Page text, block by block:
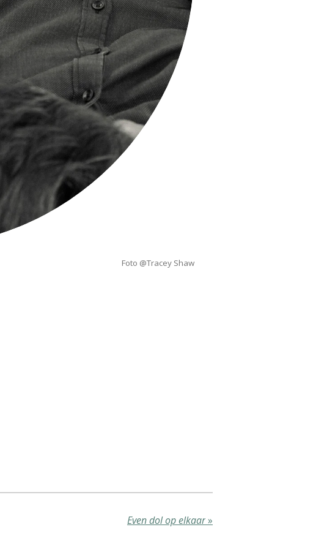
Foto @Tracey Shaw
Even dol op elkaar»